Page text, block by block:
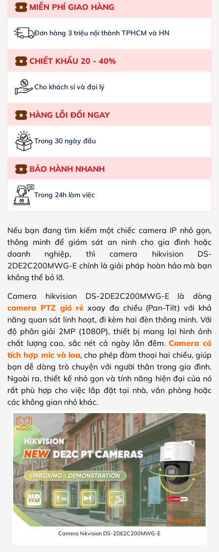
MIỄN PHÍ GIAO HÀNG
Đơn hàng 3 triệu nội thành TPHCM và HN
CHIẾT KHẤU 20 - 40%
Cho khách sỉ và đại lý
HÀNG LỖI ĐỔI NGAY
Trong 30 ngày đầu
BẢO HÀNH NHANH
Trong 24h làm việc
Nếu bạn đang tìm kiếm một chiếc camera IP nhỏ gọn,
thông minh để giám sát an ninh cho gia đình hoặc
doanh nghiệp, thì camera hikvision DS-
2DE2C200MWG-E chính là giải pháp hoàn hảo mà bạn
không thể bỏ lỡ.
Camera hikvision DS-2DE2C200MWG-E là dòng
camera PTZ giá rẻ xoay đa chiều (Pan-Tilt) với khả
năng quan sát linh hoạt, đi kèm hai đèn thông minh. Với
độ phân giải 2MP (1080P), thiết bị mang lại hình ảnh
chất lượng cao, sắc nét cả ngày lẫn đêm.Camera có
tích hợp mic và loa, cho phép đàm thoại hai chiều, giúp
bạn dễ dàng trò chuyện với người thân trong gia đình.
Ngoài ra, thiết kế nhỏ gọn và tính năng hiện đại của nó
rất phù hợp cho việc lắp đặt tại nhà, văn phòng hoặc
các không gian nhỏ khác.
Camera hikvision DS-2DE2C200MWG-E